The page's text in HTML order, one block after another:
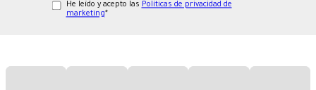
He leído y acepto las Políticas de privacidad de
marketing*